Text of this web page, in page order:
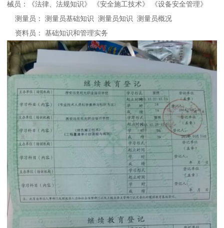
械员：《法律、法规知识》 《安全施工技术》 《设备安全管理》
测量员： 测量员基础知识 测量员知识 测量员概况
资料员： 基础知识和管理实务